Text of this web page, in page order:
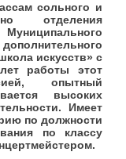
сольного и
отделения
искусств» с
работы этот
опытный
высоких
Имеет
по должности
по классу